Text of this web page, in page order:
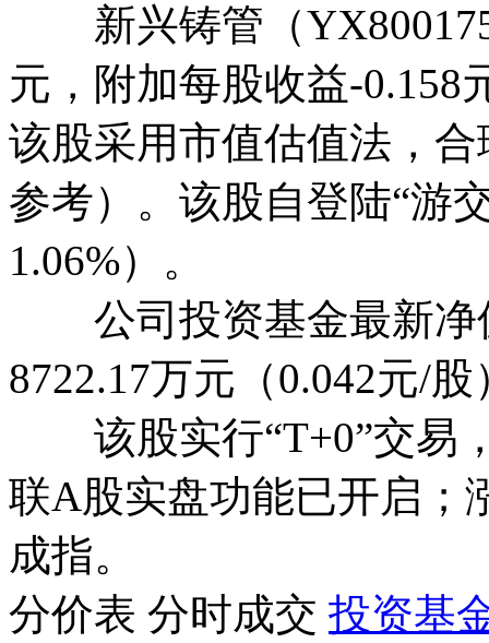
新兴铸管（
元，附加每股收益-0.158
该股采用市值估值法，
参考）。该股自登陆“游
1.06%）。
公司投资基金最新净
8722.17万元（0.042元/股
该股实行“T+0”交易
联A股实盘功能已开启；
成指。
分价表 分时成交 投资基